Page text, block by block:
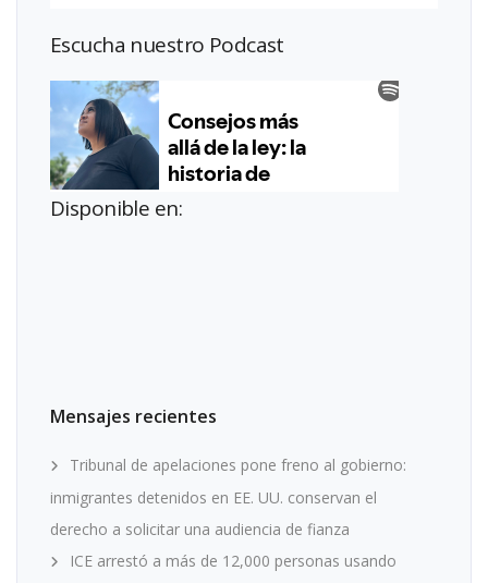
Escucha nuestro Podcast
Disponible en:
Mensajes recientes
Tribunal de apelaciones pone freno al gobierno:
inmigrantes detenidos en EE. UU. conservan el
derecho a solicitar una audiencia de fianza
ICE arrestó a más de 12,000 personas usando